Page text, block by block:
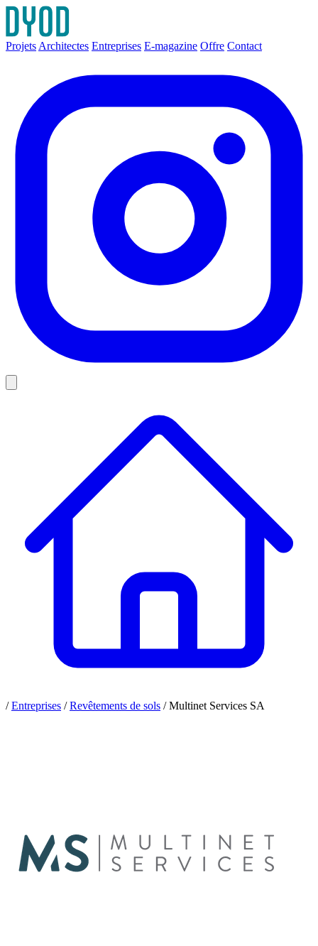
Projets Architectes Entreprises E-magazine Offre Contact
/ Entreprises / Revêtements de sols /Multinet Services SA